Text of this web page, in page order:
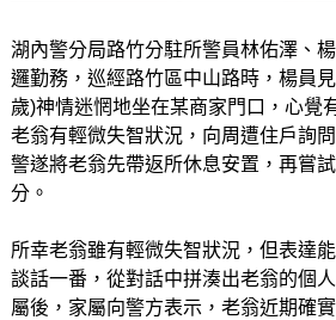
湖內警分局路竹分駐所警員林佑澤、
邏勤務，巡經路竹區中山路時，楊員
歲)神情迷惘地坐在某商家門口，心覺
老翁有輕微失智狀況，向周遭住戶詢
警遂將老翁先帶返所休息安置，再嘗
分。
所幸老翁雖有輕微失智狀況，但表達
談話一番，從對話中拼湊出老翁的個
屬後，家屬向警方表示，老翁近期確